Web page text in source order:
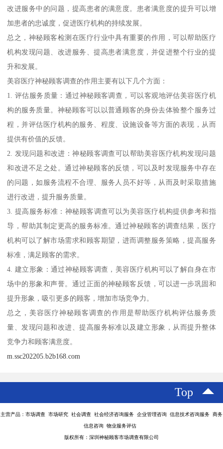
改进服务中的问题，提高患者的满意度。患者满意度的提升可以增
加患者的忠诚度，促进医疗机构的持续发展。
总之，神秘顾客检测在医疗行业中具有重要的作用，可以帮助医疗
机构发现问题、改进服务、提高患者满意度，并促进整个行业的提
升和发展。
美容医疗神秘顾客调查的作用主要有以下几个方面：
1. 评估服务质量：通过神秘顾客调查，可以客观地评估美容医疗机
构的服务质量。神秘顾客可以以普通顾客的身份去体验整个服务过
程，并评估医疗机构的服务、程度、设施设备等方面的表现，从而
提供有价值的反馈。
2. 发现问题和改进：神秘顾客调查可以帮助美容医疗机构发现问题
和改进不足之处。通过神秘顾客的反馈，可以及时发现服务中存在
的问题，如服务流程不合理、服务人员不好等，从而及时采取措施
进行改进，提升服务质量。
3. 提高服务标准：神秘顾客调查可以为美容医疗机构提供参考和指
导，帮助其制定更高的服务标准。通过神秘顾客的调查结果，医疗
机构可以了解市场需求和顾客期望，进而调整服务策略，提高服务
标准，满足顾客的需求。
4. 建立形象：通过神秘顾客调查，美容医疗机构可以了解自身在市
场中的形象和声誉。通过正面的神秘顾客反馈，可以进一步巩固和
提升形象，吸引更多的顾客，增加市场竞争力。
总之，美容医疗神秘顾客调查的作用是帮助医疗机构评估服务质
量、发现问题和改进、提高服务标准以及建立形象，从而提升整体
竞争力和顾客满意度。
m.ssc202205.b2b168.com
Top
主营产品：市场调查 市场研究 社会调查 社会经济咨询服务 企业管理咨询 信息技术咨询服务 商务
信息咨询 物业服务评估
版权所有：深圳神秘顾客市场调查有限公司